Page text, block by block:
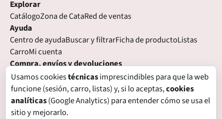
Explorar
CatálogoZona de CataRed de ventas
Ayuda
Centro de ayudaBuscar y filtrarFicha de productoListas
CarroMi cuenta
Compra, envíos y devoluciones
Condiciones de compraFormas de pagoGastos de envío
Plazos de entregaDevolucionesGarantía
Legal
Aviso legalPrivacidad
Usamos cookiestécnicasimprescindibles para que la web
funcione (sesión, carro, listas) y, si lo aceptas,cookies
analíticas(Google Analytics) para entender cómo se usa el
sitio y mejorarlo.